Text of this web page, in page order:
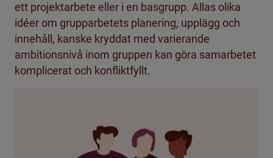
ett projektarbete eller i en basgrupp. Allas olika
idéer om grupparbetets planering, upplägg och
innehåll, kanske kryddat med varierande
ambitionsnivå inom gruppen kan göra samarbetet
komplicerat och konfliktfyllt.